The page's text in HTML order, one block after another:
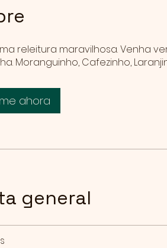
releitura maravilhosa. Venha
Moranguinho, Cafezinho,
ahora
general